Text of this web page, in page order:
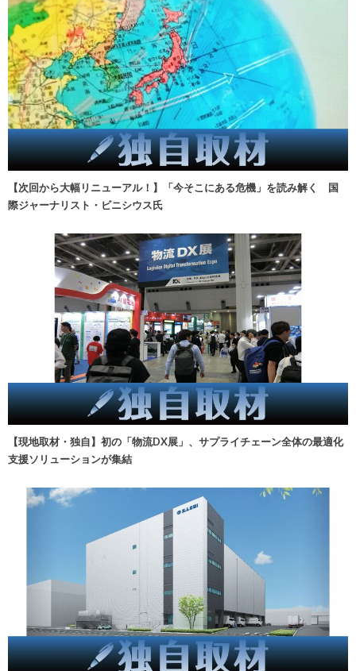
【次回から大幅リニューアル！】「今そこにある危機」を読み解く 国
際ジャーナリスト・ビニシウス氏
【現地取材・独自】初の「物流DX展」、サプライチェーン全体の最適化
支援ソリューションが集結